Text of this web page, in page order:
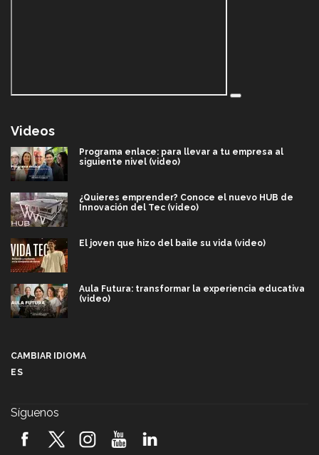
Videos
Programa enlace: para llevar a tu empresa al
siguiente nivel (video)
¿Quieres emprender? Conoce el nuevo HUB de
Innovación del Tec (video)
El joven que hizo del baile su vida (video)
Aula Futura: transformar la experiencia educativa
(video)
2026! (video)
CAMBIAR IDIOMA
ES
Síguenos